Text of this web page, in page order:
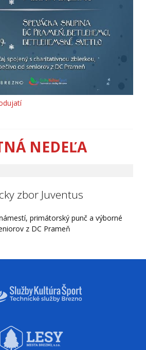
NEDEĽA
zbor Juventus
primátorský punč a výborné
z DC Prameň